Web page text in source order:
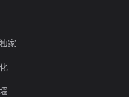
家